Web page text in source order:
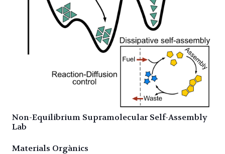
Non-Equilibrium Supramolecular Self-Assembly
Lab
Materials Orgànics